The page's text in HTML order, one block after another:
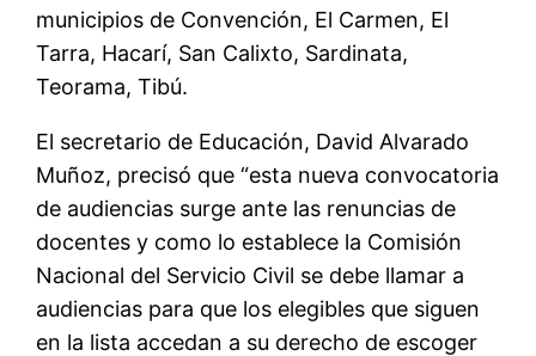
municipios de Convención, El Carmen, El
Tarra, Hacarí, San Calixto, Sardinata,
Teorama, Tibú.
El secretario de Educación, David Alvarado
Muñoz, precisó que “esta nueva convocatoria
de audiencias surge ante las renuncias de
docentes y como lo establece la Comisión
Nacional del Servicio Civil se debe llamar a
audiencias para que los elegibles que siguen
en la lista accedan a su derecho de escoger